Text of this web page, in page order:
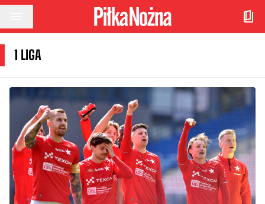
Przejdź do treści
1 LIGA